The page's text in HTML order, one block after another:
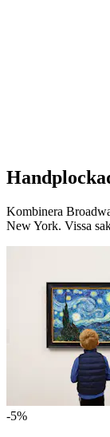
Kombinera
New York. Vissa
-5%